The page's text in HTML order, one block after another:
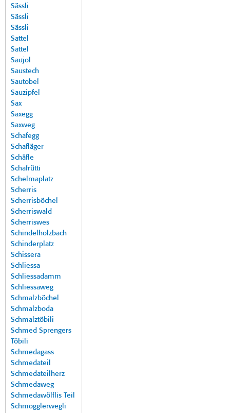
Sässli
Sässli
Sässli
Sattel
Sattel
Saujol
Saustech
Sautobel
Sauzipfel
Sax
Saxegg
Saxweg
Schafegg
Schafläger
Schäfle
Schafrütti
Schelmaplatz
Scherris
Scherrisböchel
Scherriswald
Scherriswes
Schindelholzbach
Schinderplatz
Schissera
Schliessa
Schliessadamm
Schliessaweg
Schmalzböchel
Schmalzboda
Schmalztöbili
Schmed Sprengers
Töbili
Schmedagass
Schmedateil
Schmedateilherz
Schmedaweg
Schmedawölflis Teil
Schmogglerwegli